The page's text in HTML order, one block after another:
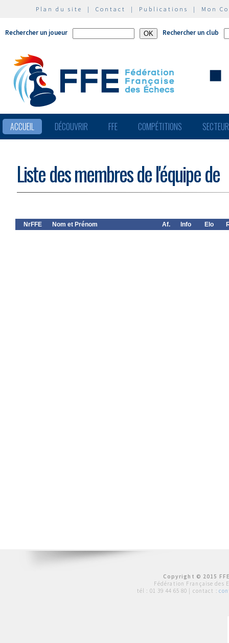
Plan du site | Contact | Publications | Mon
Rechercher un joueur Rechercher un club
ACCUEIL DÉCOUVRIR FFE COMPÉTITIONS
Liste des membres de l'équipe de
NrFFE Nom et Prénom Af. Info Elo
Copyright © 2015
Fédération Française des
tél : 01 39 44 65 80 | contact :